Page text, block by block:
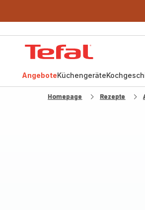
AngeboteKüchengeräte
Homepage Rezepte